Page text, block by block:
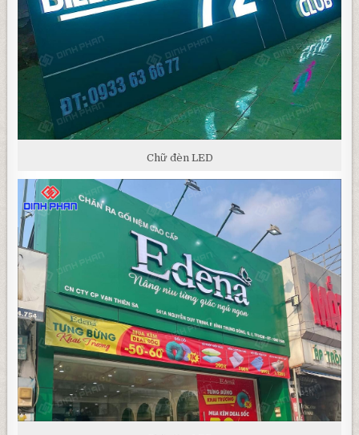
Chữ đèn LED